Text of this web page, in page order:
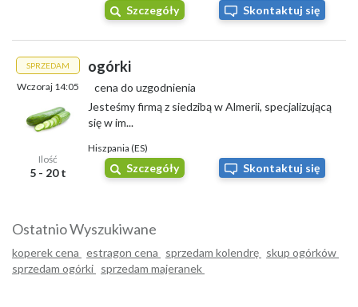
Szczegóły Skontaktuj się
SPRZEDAM
Wczoraj 14:05
Ilość
5 - 20 t
ogórki
cena do uzgodnienia
Jesteśmy firmą z siedzibą w Almerii, specjalizującą
się w im...
Hiszpania (ES)
Szczegóły Skontaktuj się
Ostatnio Wyszukiwane
koperek cena estragon cena sprzedam kolendrę skup ogórków
sprzedam ogórki sprzedam majeranek